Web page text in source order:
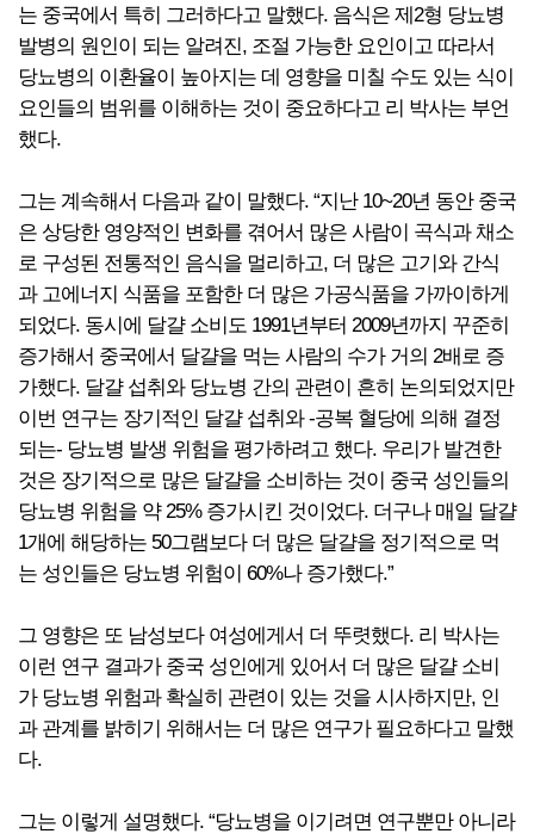
는 중국에서 특히 그러하다고 말했다. 음식은 제2형 당뇨병
발병의 원인이 되는 알려진, 조절 가능한 요인이고 따라서
당뇨병의 이환율이 높아지는 데 영향을 미칠 수도 있는 식이
요인들의 범위를 이해하는 것이 중요하다고 리 박사는 부언
했다.
그는 계속해서 다음과 같이 말했다. “지난 10~20년 동안 중국
은 상당한 영양적인 변화를 겪어서 많은 사람이 곡식과 채소
로 구성된 전통적인 음식을 멀리하고, 더 많은 고기와 간식
과 고에너지 식품을 포함한 더 많은 가공식품을 가까이하게
되었다. 동시에 달걀 소비도 1991년부터 2009년까지 꾸준히
증가해서 중국에서 달걀을 먹는 사람의 수가 거의 2배로 증
가했다. 달걀 섭취와 당뇨병 간의 관련이 흔히 논의되었지만
이번 연구는 장기적인 달걀 섭취와 -공복 혈당에 의해 결정
되는- 당뇨병 발생 위험을 평가하려고 했다. 우리가 발견한
것은 장기적으로 많은 달걀을 소비하는 것이 중국 성인들의
당뇨병 위험을 약 25% 증가시킨 것이었다. 더구나 매일 달걀
1개에 해당하는 50그램보다 더 많은 달걀을 정기적으로 먹
는 성인들은 당뇨병 위험이 60%나 증가했다.”
그 영향은 또 남성보다 여성에게서 더 뚜렷했다. 리 박사는
이런 연구 결과가 중국 성인에게 있어서 더 많은 달걀 소비
가 당뇨병 위험과 확실히 관련이 있는 것을 시사하지만, 인
과 관계를 밝히기 위해서는 더 많은 연구가 필요하다고 말했
다.
그는 이렇게 설명했다. “당뇨병을 이기려면 연구뿐만 아니라